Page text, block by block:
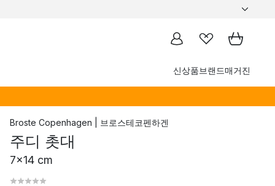
신상품브랜드매거진
Broste Copenhagen | 브로스테코펜하겐
주디 촛대
7x14 cm